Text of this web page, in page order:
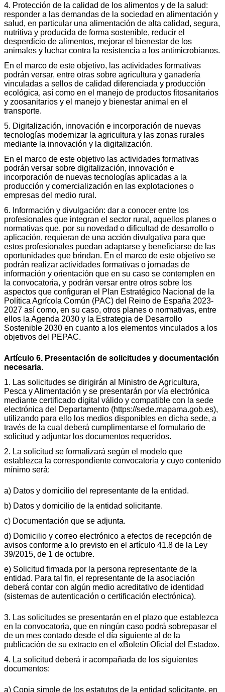
4. Protección de la calidad de los alimentos y de la salud:
responder a las demandas de la sociedad en alimentación y
salud, en particular una alimentación de alta calidad, segura,
nutritiva y producida de forma sostenible, reducir el
desperdicio de alimentos, mejorar el bienestar de los
animales y luchar contra la resistencia a los antimicrobianos.
En el marco de este objetivo, las actividades formativas
podrán versar, entre otras sobre agricultura y ganadería
vinculadas a sellos de calidad diferenciada y producción
ecológica, así como en el manejo de productos fitosanitarios
y zoosanitarios y el manejo y bienestar animal en el
transporte.
5. Digitalización, innovación e incorporación de nuevas
tecnologías modernizar la agricultura y las zonas rurales
mediante la innovación y la digitalización.
En el marco de este objetivo las actividades formativas
podrán versar sobre digitalización, innovación e
incorporación de nuevas tecnologías aplicadas a la
producción y comercialización en las explotaciones o
empresas del medio rural.
6. Información y divulgación: dar a conocer entre los
profesionales que integran el sector rural, aquellos planes o
normativas que, por su novedad o dificultad de desarrollo o
aplicación, requieran de una acción divulgativa para que
estos profesionales puedan adaptarse y beneficiarse de las
oportunidades que brindan. En el marco de este objetivo se
podrán realizar actividades formativas o jornadas de
información y orientación que en su caso se contemplen en
la convocatoria, y podrán versar entre otros sobre los
aspectos que configuran el Plan Estratégico Nacional de la
Política Agrícola Común (PAC) del Reino de España 2023-
2027 así como, en su caso, otros planes o normativas, entre
ellos la Agenda 2030 y la Estrategia de Desarrollo
Sostenible 2030 en cuanto a los elementos vinculados a los
objetivos del PEPAC.
Artículo 6. Presentación de solicitudes y documentación
necesaria.
1. Las solicitudes se dirigirán al Ministro de Agricultura,
Pesca y Alimentación y se presentarán por vía electrónica
mediante certificado digital válido y compatible con la sede
electrónica del Departamento (https://sede.mapama.gob.es),
utilizando para ello los medios disponibles en dicha sede, a
través de la cual deberá cumplimentarse el formulario de
solicitud y adjuntar los documentos requeridos.
2. La solicitud se formalizará según el modelo que
establezca la correspondiente convocatoria y cuyo contenido
mínimo será:
a) Datos y domicilio del representante de la entidad.
b) Datos y domicilio de la entidad solicitante.
c) Documentación que se adjunta.
d) Domicilio y correo electrónico a efectos de recepción de
avisos conforme a lo previsto en el artículo 41.8 de la Ley
39/2015, de 1 de octubre.
e) Solicitud firmada por la persona representante de la
entidad. Para tal fin, el representante de la asociación
deberá contar con algún medio acreditativo de identidad
(sistemas de autenticación o certificación electrónica).
3. Las solicitudes se presentarán en el plazo que establezca
en la convocatoria, que en ningún caso podrá sobrepasar el
de un mes contado desde el día siguiente al de la
publicación de su extracto en el «Boletín Oficial del Estado».
4. La solicitud deberá ir acompañada de los siguientes
documentos:
a) Copia simple de los estatutos de la entidad solicitante, en